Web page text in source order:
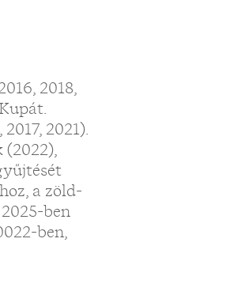
2018,
2021).
(2022),
a zöld-
ben
ben,